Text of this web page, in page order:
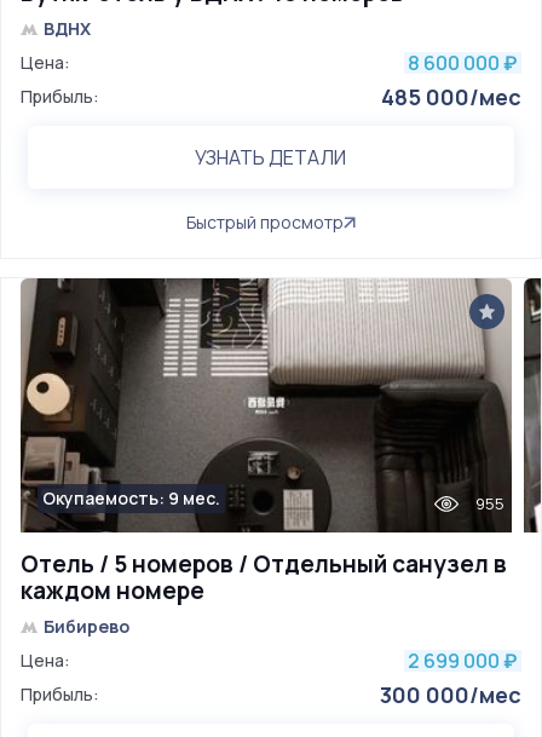
ВДНХ
Цена:
8 600 000 ₽
Прибыль: 485 000/мес
УЗНАТЬ ДЕТАЛИ
Быстрый просмотр
Отель / 5 номеров / Отдельный санузел в
каждом номере
Окупаемость: 9 мес. 955
Бибирево
Цена:
2 699 000 ₽
Прибыль: 300 000/мес